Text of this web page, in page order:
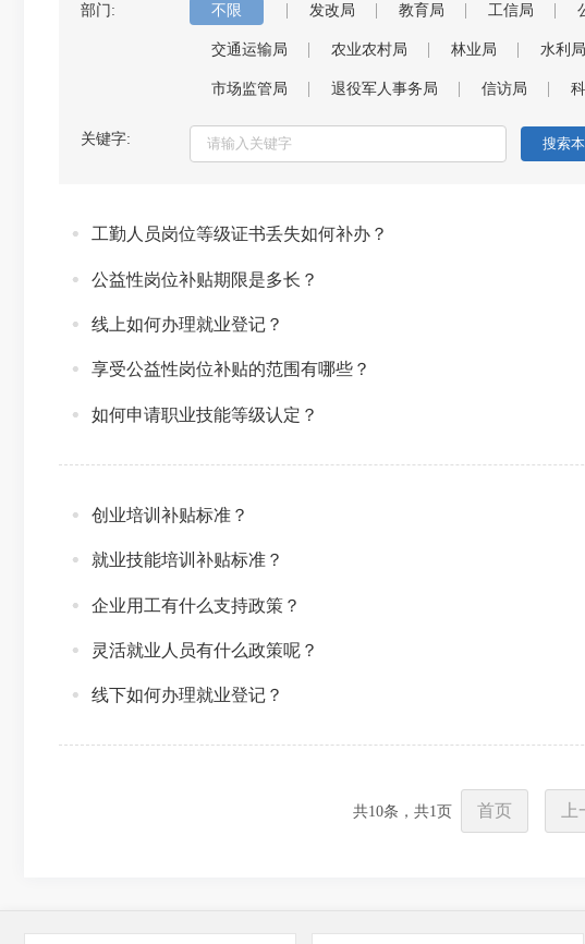
部门: 不限 发改局 教育局 工信局
交通运输局 农业农村局 林业局 水利局
市场监管局 退役军人事务局 信访局
关键字:
工勤人员岗位等级证书丢失如何补办？
公益性岗位补贴期限是多长？
线上如何办理就业登记？
享受公益性岗位补贴的范围有哪些？
如何申请职业技能等级认定？
创业培训补贴标准？
就业技能培训补贴标准？
企业用工有什么支持政策？
灵活就业人员有什么政策呢？
线下如何办理就业登记？
共10条，共1页 首页